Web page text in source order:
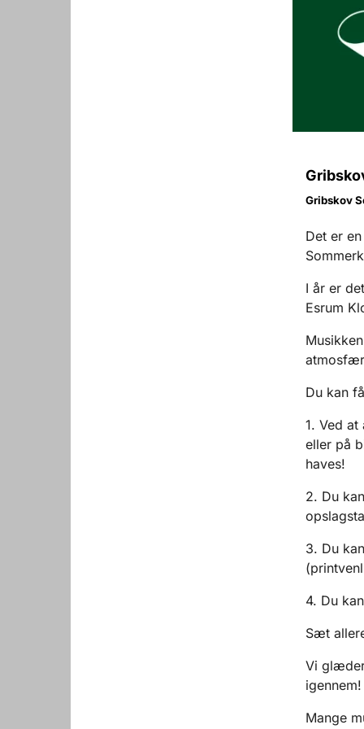
Gribskov
Det er
I år er
Esrum
Du kan
1. Ved
eller på
haves!
2. Du
3. Du
4. Du
Sæt
Vi
igennem!
Mange